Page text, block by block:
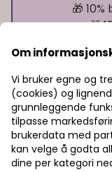
🎁
🎁
Bli
Om
Vi bruker egne og
(cookies) og
grunnleggende
tilpasse
brukerdata med
kan velge å godta
dine per kategori